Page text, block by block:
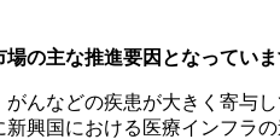
の主な推進要因となっていま
んなどの疾患が大きく寄与
国における医療インフラ